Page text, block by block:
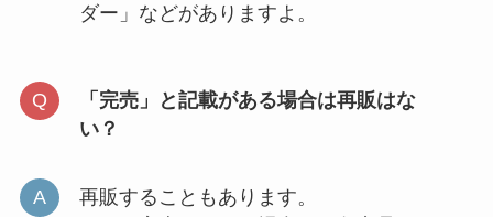
ダー」などがありますよ。
「完売」と記載がある場合は再販はな
い？
再販することもあります。